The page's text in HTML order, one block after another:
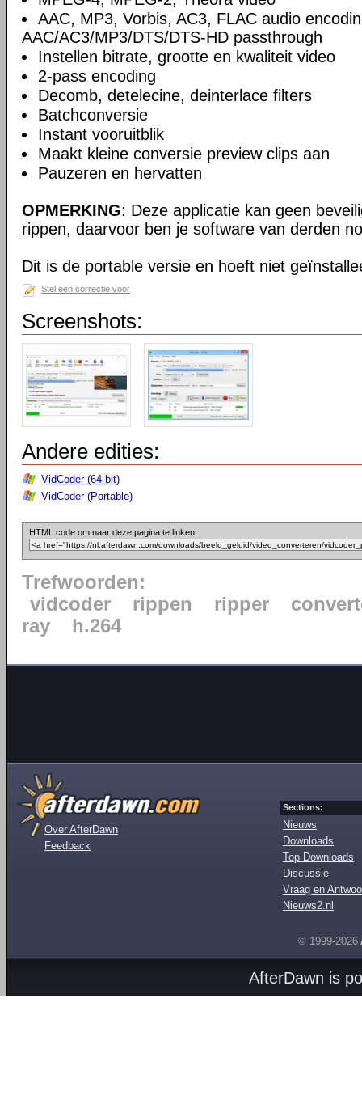
AAC, MP3, Vorbis, AC3, FLAC audio
AAC/AC3/MP3/DTS/DTS-HD passthrough
Instellen bitrate, grootte en kwaliteit video
2-pass encoding
Decomb, detelecine, deinterlace filters
Batchconversie
Instant vooruitblik
Maakt kleine conversie preview clips aan
Pauzeren en hervatten
OPMERKING: Deze applicatie kan geen
rippen, daarvoor ben je software van derden
Dit is de portable versie en hoeft niet
Stel een correctie voor
Screenshots:
Andere edities:
VidCoder (64-bit)
VidCoder (Portable)
HTML code om naar deze pagina te linken:
Trefwoorden:
vidcoder
rippen ripper
ray
h.264
Over AfterDawn
Feedback
Sections:
Nieuws
Downloads
Top Downloads
Discussie
Vraag en
Nieuws2.nl
© 1999-2026
AfterDawn is